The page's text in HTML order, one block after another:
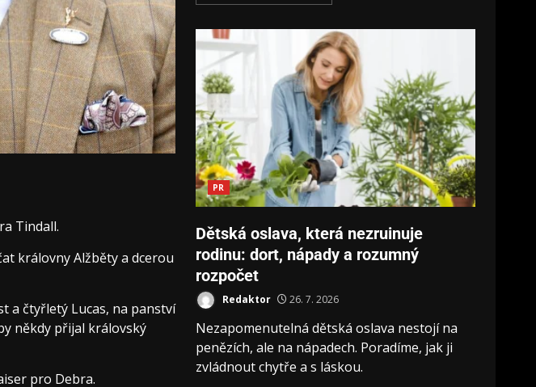
Tindall.
královny Alžběty a dcerou
a čtyřletý Lucas, na panství
někdy přijal královský
pro Debra.
PR
Dětská oslava, která nezruinuje
rodinu: dort, nápady a rozumný
rozpočet
Redaktor 26. 7. 2026
Nezapomenutelná dětská oslava nestojí na
penězích, ale na nápadech. Poradíme, jak ji
zvládnout chytře a s láskou.